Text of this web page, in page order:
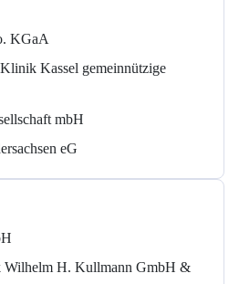
KGaA
Kassel gemeinnützige
mbH
eG
Wilhelm H. Kullmann GmbH &